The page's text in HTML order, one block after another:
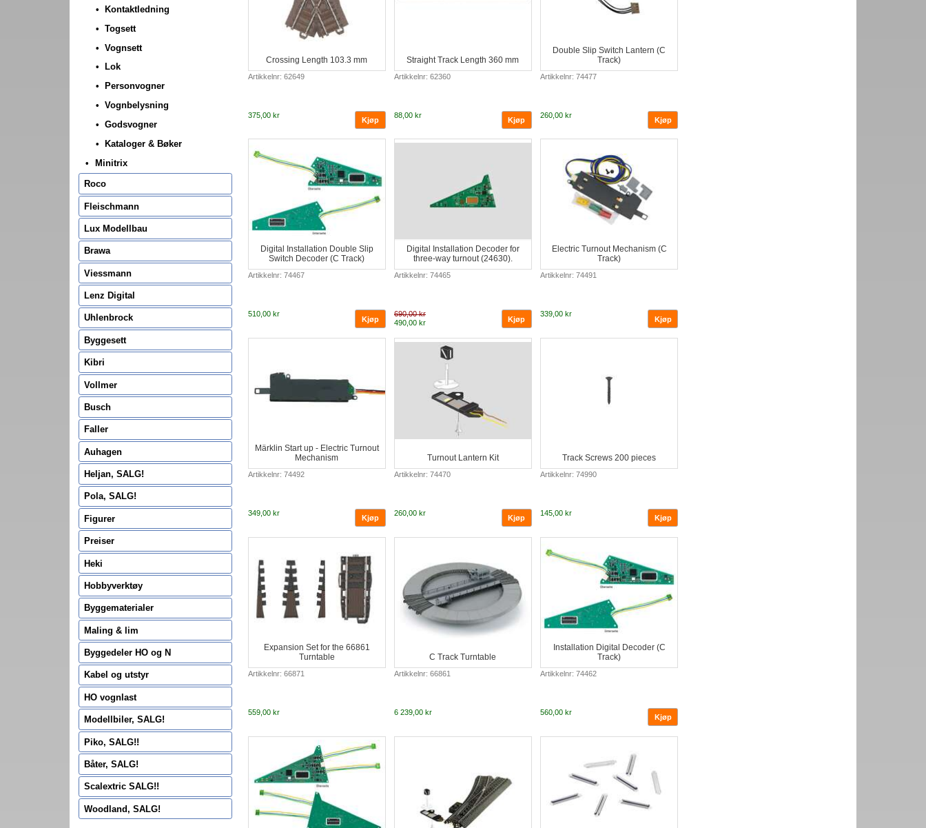
Crossing Length 103.3 mm
Artikkelnr: 62649
375,00 kr
Straight Track Length 360 mm
Artikkelnr: 62360
88,00 kr
Double Slip Switch Lantern (C
Track)
Artikkelnr: 74477
260,00 kr
Digital Installation Double Slip
Switch Decoder (C Track)
Artikkelnr: 74467
510,00 kr
Digital Installation Decoder for
three-way turnout (24630).
Artikkelnr: 74465
690,00 kr
490,00 kr
Electric Turnout Mechanism (C
Track)
Artikkelnr: 74491
339,00 kr
Märklin Start up - Electric Turnout
Mechanism
Artikkelnr: 74492
349,00 kr
Turnout Lantern Kit
Artikkelnr: 74470
260,00 kr
Track Screws 200 pieces
Artikkelnr: 74990
145,00 kr
Expansion Set for the 66861
Turntable
Artikkelnr: 66871
559,00 kr
C Track Turntable
Artikkelnr: 66861
6 239,00 kr
Installation Digital Decoder (C
Track)
Artikkelnr: 74462
560,00 kr
Kontaktledning
Togsett
Vognsett
Lok
Personvogner
Vognbelysning
Godsvogner
Kataloger & Bøker
Minitrix
Roco
Fleischmann
Lux Modellbau
Brawa
Viessmann
Lenz Digital
Uhlenbrock
Byggesett
Kibri
Vollmer
Busch
Faller
Auhagen
Heljan, SALG!
Pola, SALG!
Figurer
Preiser
Heki
Hobbyverktøy
Byggematerialer
Maling & lim
Byggedeler HO og N
Kabel og utstyr
HO vognlast
Modellbiler, SALG!
Piko, SALG!!
Båter, SALG!
Scalextric SALG!!
Woodland, SALG!